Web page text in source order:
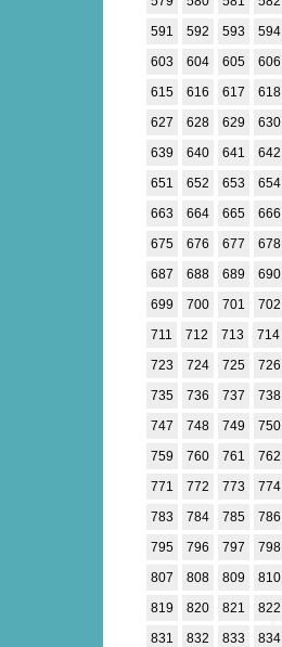
591
592 593 594
603
604 605 606
615
616 617 618
627
628 629 630
639
640 641 642
651
652 653 654
663
664 665 666
675
676 677 678
687
688 689 690
699
700 701 702
711
712 713 714
723
724 725 726
735
736 737 738
747
748 749 750
759
760 761 762
771
772 773 774
783
784 785 786
795
796 797 798
807
808 809 810
819
820 821 822
831
832 833 834